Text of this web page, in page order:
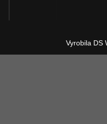
Vyrobila DS